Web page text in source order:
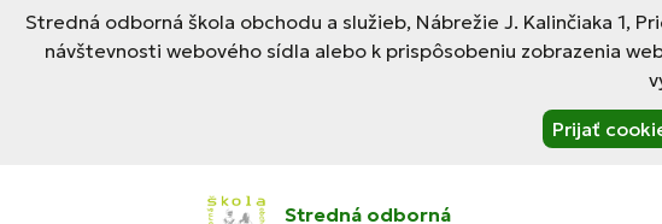
Stredná odborná škola obchodu a služieb, Nábrežie J. Kalinčiaka 1,
návštevnosti webového sídla alebo k prispôsobeniu zobrazenia
Prijať
Stredná odborná